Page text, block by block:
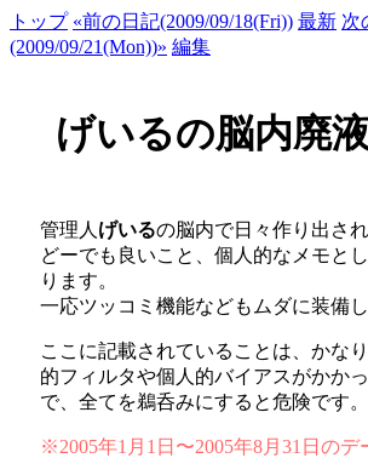
トップ «前の日記(2009/09/18(Fri)) 最新 次
(2009/09/21(Mon))» 編集
げいるの脳内廃
管理人 げいるの脳内で日々作り出さ
どーでも良いこと、個人的なメモと
ります。
一応ツッコミ機能などもムダに装備し
ここに記載されていることは、かな
的フィルタや個人的バイアスがかか
で、全てを鵜呑みにすると危険です。
※2005年1月1日〜2005年8月31日のデ